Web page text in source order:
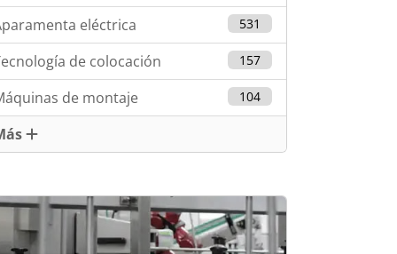
eléctrica 531
de colocación 157
de montaje 104